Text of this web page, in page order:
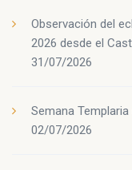
Observación del
2026 desde el
31/07/2026
Semana
02/07/2026